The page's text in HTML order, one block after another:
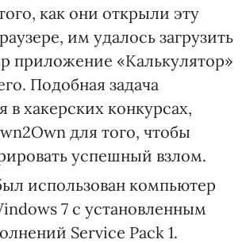
как они открыли эту
им удалось загрузить
приложение «Калькулятор»
Подобная задача
в хакерских конкурсах,
для того, чтобы
успешный взлом.
использован компьютер
7 с установленным
Service Pack 1.